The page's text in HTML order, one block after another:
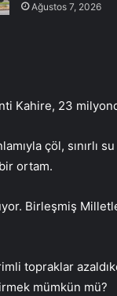
Ağustos 7, 2026
Kahire, 23
çöl, sınırlı
ortam.
Birleşmiş
topraklar
mümkün mü?